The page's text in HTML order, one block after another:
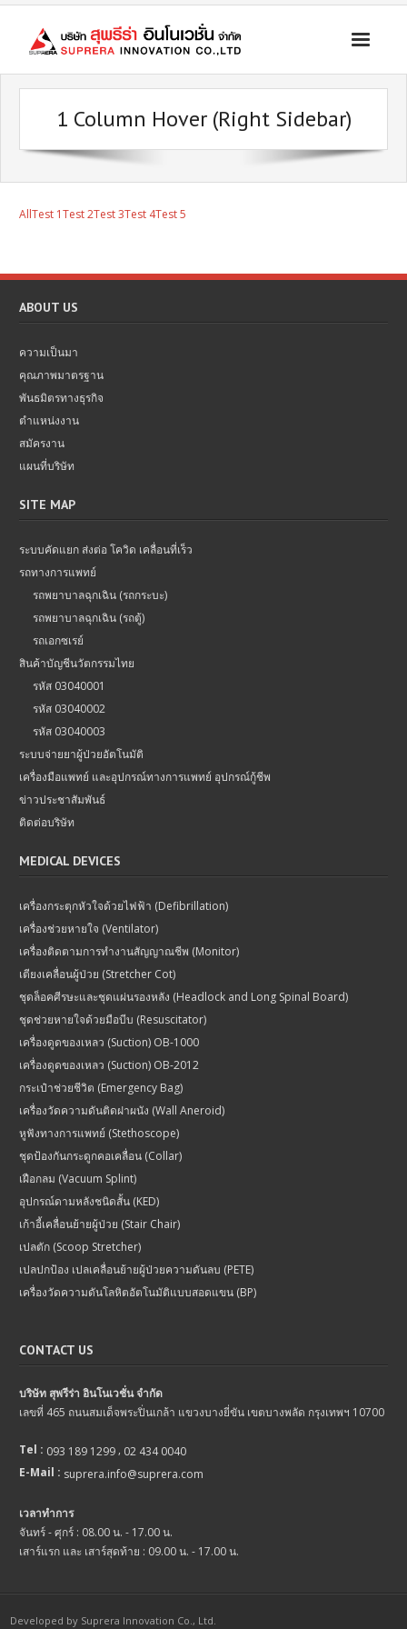
ระบบคัดแยก ส่งต่อ โควิด เคลื่อนที่เร็ว
รถทางการแพทย์
สินค้าบัญชีนวัตกรรมไทย
ติดต่อบริษัท
1 Column Hover (Right Sidebar)
AllTest 1Test 2Test 3Test 4Test 5
ABOUT US
ความเป็นมา
คุณภาพมาตรฐาน
พันธมิตรทางธุรกิจ
ตำแหน่งงาน
สมัครงาน
แผนที่บริษัท
SITE MAP
ระบบคัดแยก ส่งต่อ โควิด เคลื่อนที่เร็ว
รถทางการแพทย์
รถพยาบาลฉุกเฉิน (รถกระบะ)
รถพยาบาลฉุกเฉิน (รถตู้)
รถเอกซเรย์
สินค้าบัญชีนวัตกรรมไทย
รหัส 03040001
รหัส 03040002
รหัส 03040003
ระบบจ่ายยาผู้ป่วยอัตโนมัติ
เครื่องมือแพทย์ และอุปกรณ์ทางการแพทย์ อุปกรณ์กู้ชีพ
ข่าวประชาสัมพันธ์
ติดต่อบริษัท
MEDICAL DEVICES
เครื่องกระตุกหัวใจด้วยไฟฟ้า (Defibrillation)
เครื่องช่วยหายใจ (Ventilator)
เครื่องติดตามการทำงานสัญญาณชีพ (Monitor)
เตียงเคลื่อนผู้ป่วย (Stretcher Cot)
ชุดล็อคศีรษะและชุดแผ่นรองหลัง (Headlock and Long Spinal Board)
ชุดช่วยหายใจด้วยมือบีบ (Resuscitator)
เครื่องดูดของเหลว (Suction) OB-1000
เครื่องดูดของเหลว (Suction) OB-2012
กระเป๋าช่วยชีวิต (Emergency Bag)
เครื่องวัดความดันติดฝาผนัง (Wall Aneroid)
หูฟังทางการแพทย์ (Stethoscope)
ชุดป้องกันกระดูกคอเคลื่อน (Collar)
เฝือกลม (Vacuum Splint)
อุปกรณ์ดามหลังชนิดสั้น (KED)
เก้าอี้เคลื่อนย้ายผู้ป่วย (Stair Chair)
เปลตัก (Scoop Stretcher)
เปลปกป้อง เปลเคลื่อนย้ายผู้ป่วยความดันลบ (PETE)
เครื่องวัดความดันโลหิตอัตโนมัติแบบสอดแขน (BP)
CONTACT US
บริษัท สุพรีร่า อินโนเวชั่น จำกัด
เลขที่ 465 ถนนสมเด็จพระปิ่นเกล้า แขวงบางยี่ขัน เขตบางพลัด กรุงเทพฯ 10700
Tel : 093 189 1299, 02 434 0040
E-Mail : suprera.info@suprera.com
เวลาทำการ
จันทร์ - ศุกร์ : 08.00 น. - 17.00 น.
เสาร์แรก และ เสาร์สุดท้าย : 09.00 น. - 17.00 น.
Developed by Suprera Innovation Co., Ltd.